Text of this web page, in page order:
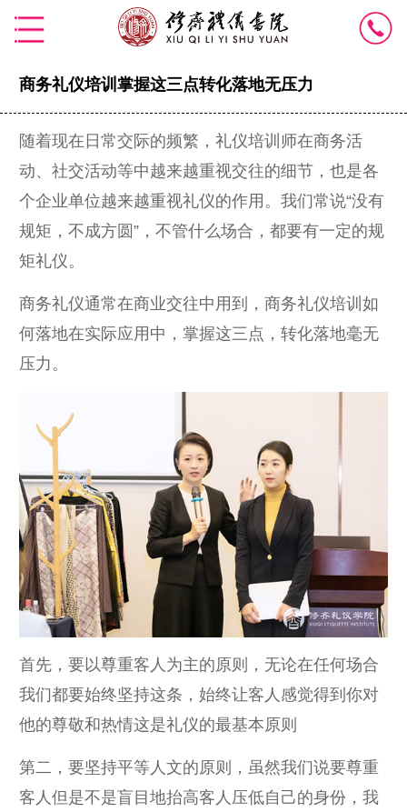
商务礼仪培训掌握这三点转化落地无压力
随着现在日常交际的频繁，礼仪培训师在商务活
动、社交活动等中越来越重视交往的细节，也是各
个企业单位越来越重视礼仪的作用。我们常说“没有
规矩，不成方圆”，不管什么场合，都要有一定的规
矩礼仪。
商务礼仪通常在商业交往中用到，商务礼仪培训如
何落地在实际应用中，掌握这三点，转化落地毫无
压力。
首先，要以尊重客人为主的原则，无论在任何场合
我们都要始终坚持这条，始终让客人感觉得到你对
他的尊敬和热情这是礼仪的最基本原则
第二，要坚持平等人文的原则，虽然我们说要尊重
客人但是不是盲目地抬高客人压低自己的身份，我